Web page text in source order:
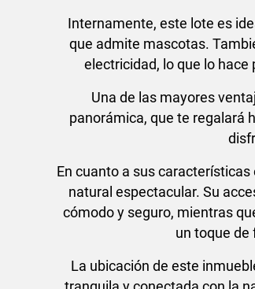
Internamente, este lote es
que admite mascotas.
electricidad, lo que lo
Una de las mayores
panorámica, que te regalará
En cuanto a sus
natural espectacular. Su
cómodo y seguro, mientras
un toque de
La ubicación de este